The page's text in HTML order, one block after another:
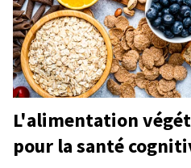
L'alimentation
pour la santé